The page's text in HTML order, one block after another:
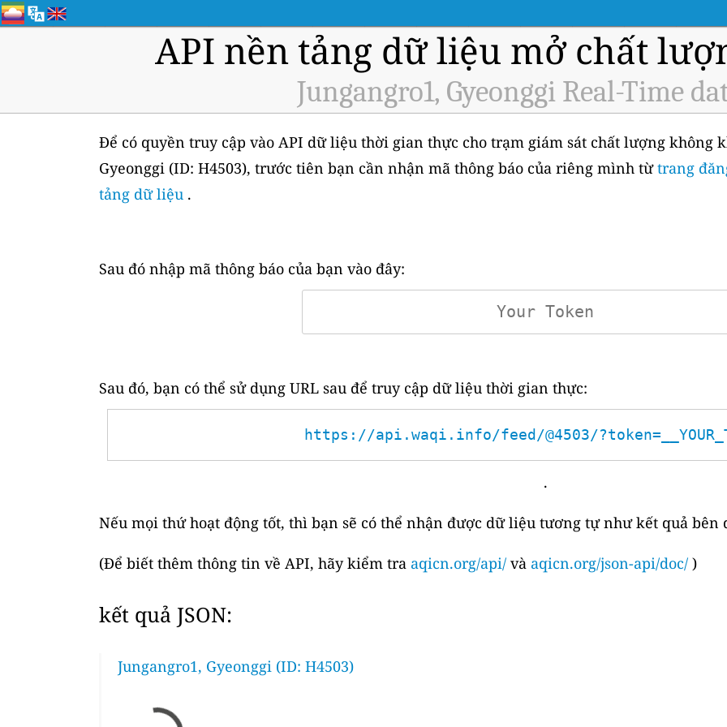
API nền tảng dữ liệu mở chất
Jungangro1, Gyeonggi Real-Time
Để có quyền truy cập vào API dữ liệu thời gian thực cho trạm giám sát chất lượng không
Gyeonggi (ID: H4503), trước tiên bạn cần nhận mã thông báo của riêng mình từtrang
tảng dữ liệu .
Sau đó nhập mã thông báo của bạn vào đây:
Sau đó, bạn có thể sử dụng URL sau để truy cập dữ liệu thời gian thực:
https://api.waqi.info/feed/@4503/
.
Nếu mọi thứ hoạt động tốt, thì bạn sẽ có thể nhận được dữ liệu tương tự như kết quả bên
(Để biết thêm thông tin về API, hãy kiểm tra aqicn.org/api/ và aqicn.org/json-api/doc/ )
kết quả JSON:
Jungangro1, Gyeonggi (ID: H4503)